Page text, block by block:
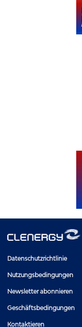
Datenschutzrichtlinie
Nutzungsbedingungen
Newsletter abonnieren
Geschäftsbedingungen
Kontaktieren